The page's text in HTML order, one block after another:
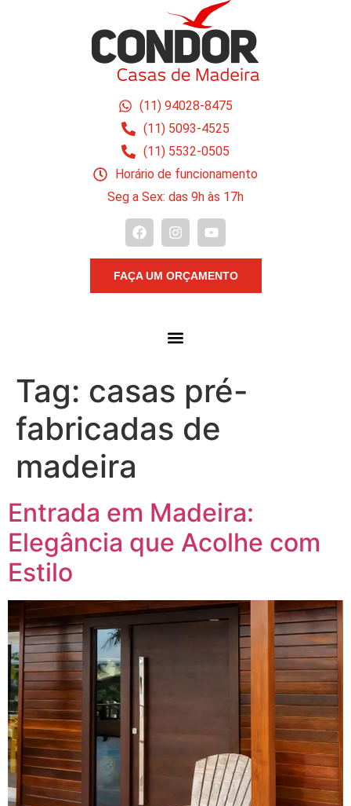
(11) 94028-8475
(11) 5093-4525
(11) 5532-0505
Horário de funcionamento
Seg a Sex: das 9h às 17h
FAÇA UM ORÇAMENTO
Tag: casas pré-
fabricadas de
madeira
Entrada em Madeira:
Elegância que Acolhe com
Estilo